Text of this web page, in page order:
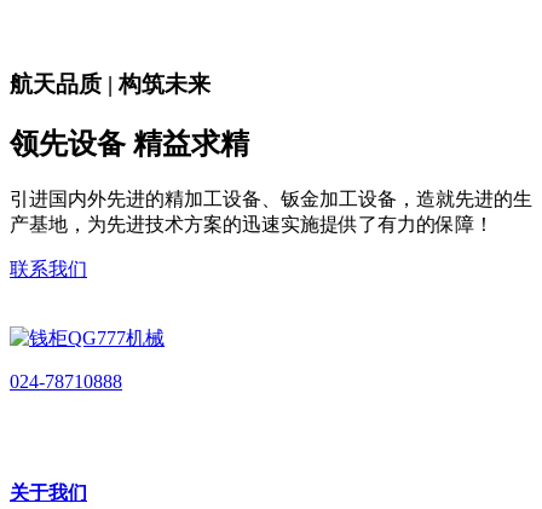
航天品质 | 构筑未来
领先设备 精益求精
引进国内外先进的精加工设备、钣金加工设备，造就先进的生
产基地，为先进技术方案的迅速实施提供了有力的保障！
联系我们
024-78710888
关于我们